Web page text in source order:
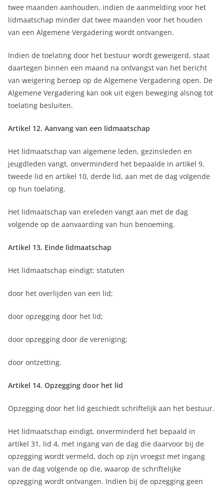
twee maanden aanhouden, indien de aanmelding voor het
lidmaatschap minder dat twee maanden voor het houden
van een Algemene Vergadering wordt ontvangen.
Indien de toelating door het bestuur wordt geweigerd, staat
daartegen binnen een maand na ontvangst van het bericht
van weigering beroep op de Algemene Vergadering open. De
Algemene Vergadering kan ook uit eigen beweging alsnog tot
toelating besluiten.
Artikel 12. Aanvang van een lidmaatschap
Het lidmaatschap van algemene leden, gezinsleden en
jeugdleden vangt, onverminderd het bepaalde in artikel 9,
tweede lid en artikel 10, derde lid, aan met de dag volgende
op hun toelating.
Het lidmaatschap van ereleden vangt aan met de dag
volgende op de aanvaarding van hun benoeming.
Artikel 13. Einde lidmaatschap
Het lidmaatschap eindigt: statuten
door het overlijden van een lid;
door opzegging door het lid;
door opzegging door de vereniging;
door ontzetting.
Artikel 14. Opzegging door het lid
Opzegging door het lid geschiedt schriftelijk aan het bestuur.
Het lidmaatschap eindigt, onverminderd het bepaald in
artikel 31, lid 4, met ingang van de dag die daarvoor bij de
opzegging wordt vermeld, doch op zijn vroegst met ingang
van de dag volgende op die, waarop de schriftelijke
opzegging wordt ontvangen. Indien bij de opzegging geen